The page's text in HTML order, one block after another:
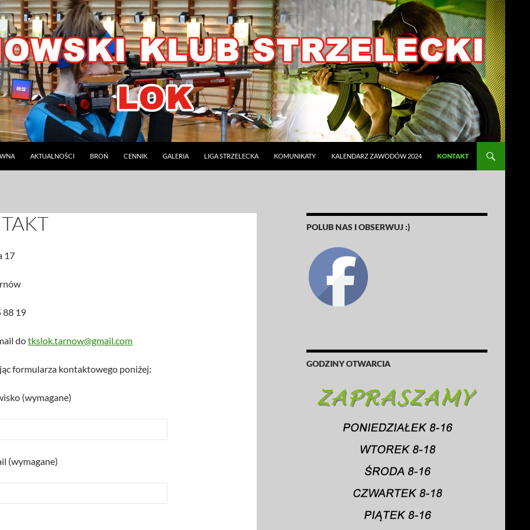
AKTUALNOŚCI BROŃ CENNIK GALERIA LIGA STRZELECKA KOMUNIKATY KALENDARZ ZAWODÓW 2024 KONTAKT
17
88 19
dotkslok.tarnow@gmail.com
formularza kontaktowego poniżej:
(wymagane)
(wymagane)
POLUB NAS I OBSERWUJ :)
GODZINY OTWARCIA